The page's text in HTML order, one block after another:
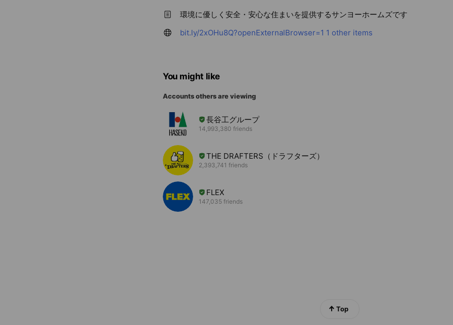
環境に優しく安全・安心な住まいを提供するサンヨーホームズです
bit.ly/2xOHu8Q?openExternalBrowser=1 1 other items
You might like
Accounts others are viewing
長谷工グループ
14,993,380 friends
THE DRAFTERS（ドラフターズ）
2,393,741 friends
FLEX
147,035 friends
Top